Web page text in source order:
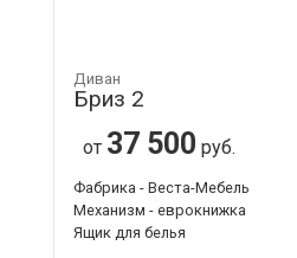
Диван
Бриз 2
от 37 500 руб.
Фабрика - Веста-Мебель
Механизм - еврокнижка
Ящик для белья